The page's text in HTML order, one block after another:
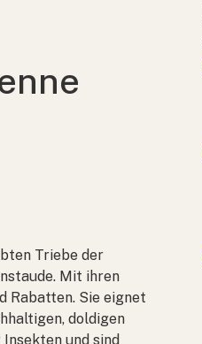
Triebe der
Mit ihren
Rabatten. Sie eignet
doldigen
und sind